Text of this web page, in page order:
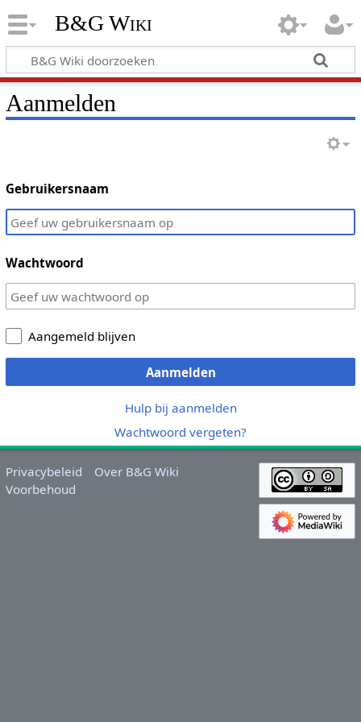
B&G Wiki
Aanmelden
Gebruikersnaam
Wachtwoord
Aangemeld blijven
Aanmelden
Hulp bij aanmelden
Wachtwoord vergeten?
Privacybeleid
Over B&G Wiki
Voorbehoud